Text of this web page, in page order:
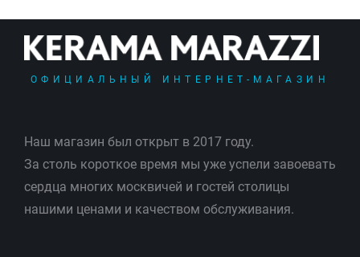
ОФИЦИАЛЬНЫЙ ИНТЕРНЕТ-МАГАЗИН
Наш магазин был открыт в 2017 году.
За столь короткое время мы уже успели завоевать
сердца многих москвичей и гостей столицы
нашими ценами и качеством обслуживания.